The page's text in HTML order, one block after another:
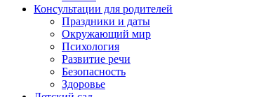
Консультации для родителей
Праздники и даты
Окружающий мир
Психология
Развитие речи
Безопасность
Здоровье